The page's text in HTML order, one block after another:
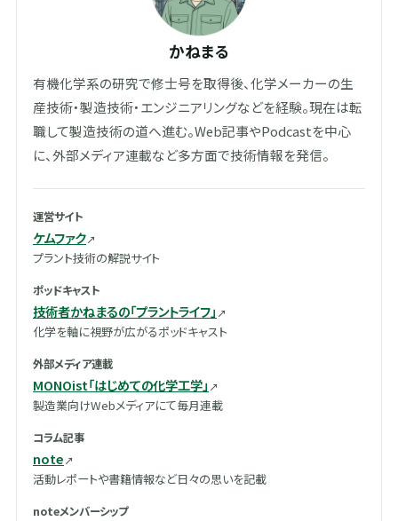
かねまる
有機化学系の研究で修士号を取得後、化学メーカーの生
産技術・製造技術・エンジニアリングなどを経験。現在は転
職して製造技術の道へ進む。Web記事やPodcastを中心
に、外部メディア連載など多方面で技術情報を発信。
運営サイト
ケムファク
プラント技術の解説サイト
ポッドキャスト
技術者かねまるの「プラントライフ」
化学を軸に視野が広がるポッドキャスト
外部メディア連載
MONOist「はじめての化学工学」
製造業向けWebメディアにて毎月連載
コラム記事
note
活動レポートや書籍情報など日々の思いを記載
noteメンバーシップ